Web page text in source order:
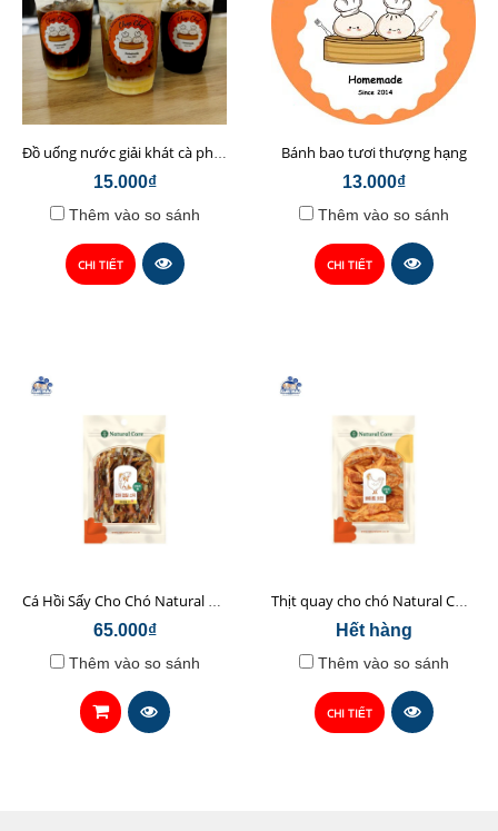
Đồ uống nước giải khát cà phê sữa hạt Chop Chef
15.000₫
Thêm vào so sánh
CHI TIẾT
Bánh bao tươi thượng hạng
13.000₫
Thêm vào so sánh
CHI TIẾT
Cá Hồi Sấy Cho Chó Natural Core 45gr
65.000₫
Thêm vào so sánh
Thịt quay cho chó Natural Core 70g
Hết hàng
Thêm vào so sánh
CHI TIẾT